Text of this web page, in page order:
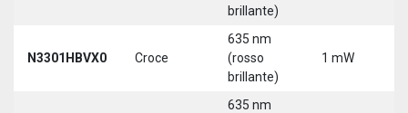
brillante)
N3301HBVX0 Croce
635 nm
(rosso
brillante)
1 mW
635 nm